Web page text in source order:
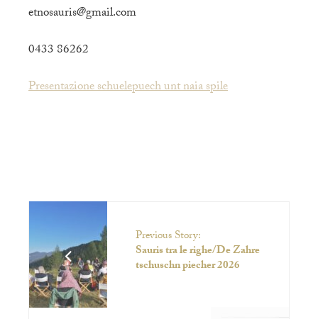
etnosauris@gmail.com
0433 86262
Presentazione schuelepuech unt naia spile
Previous Story:
Sauris tra le righe/De Zahre
tschuschn piecher 2026